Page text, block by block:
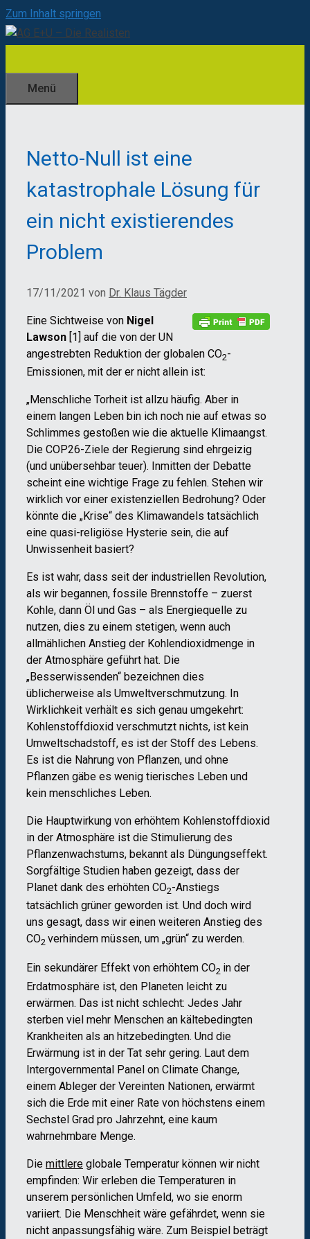
Zum Inhalt springen
Menü
Netto-Null ist eine
katastrophale Lösung für
ein nicht existierendes
Problem
17/11/2021 von Dr. Klaus Tägder
Eine Sichtweise von Nigel
Lawson [1] auf die von der UN
angestrebten Reduktion der globalen CO2-
Emissionen, mit der er nicht allein ist:
„Menschliche Torheit ist allzu häufig. Aber in
einem langen Leben bin ich noch nie auf etwas so
Schlimmes gestoßen wie die aktuelle Klimaangst.
Die COP26-Ziele der Regierung sind ehrgeizig
(und unübersehbar teuer). Inmitten der Debatte
scheint eine wichtige Frage zu fehlen. Stehen wir
wirklich vor einer existenziellen Bedrohung? Oder
könnte die „Krise“ des Klimawandels tatsächlich
eine quasi-religiöse Hysterie sein, die auf
Unwissenheit basiert?
Es ist wahr, dass seit der industriellen Revolution,
als wir begannen, fossile Brennstoffe – zuerst
Kohle, dann Öl und Gas – als Energiequelle zu
nutzen, dies zu einem stetigen, wenn auch
allmählichen Anstieg der Kohlendioxidmenge in
der Atmosphäre geführt hat. Die
„Besserwissenden“ bezeichnen dies
üblicherweise als Umweltverschmutzung. In
Wirklichkeit verhält es sich genau umgekehrt:
Kohlenstoffdioxid verschmutzt nichts, ist kein
Umweltschadstoff, es ist der Stoff des Lebens.
Es ist die Nahrung von Pflanzen, und ohne
Pflanzen gäbe es wenig tierisches Leben und
kein menschliches Leben.
Die Hauptwirkung von erhöhtem Kohlenstoffdioxid
in der Atmosphäre ist die Stimulierung des
Pflanzenwachstums, bekannt als Düngungseffekt.
Sorgfältige Studien haben gezeigt, dass der
Planet dank des erhöhten CO2-Anstiegs
tatsächlich grüner geworden ist. Und doch wird
uns gesagt, dass wir einen weiteren Anstieg des
CO2 verhindern müssen, um „grün“ zu werden.
Ein sekundärer Effekt von erhöhtem CO2 in der
Erdatmosphäre ist, den Planeten leicht zu
erwärmen. Das ist nicht schlecht: Jedes Jahr
sterben viel mehr Menschen an kältebedingten
Krankheiten als an hitzebedingten. Und die
Erwärmung ist in der Tat sehr gering. Laut dem
Intergovernmental Panel on Climate Change,
einem Ableger der Vereinten Nationen, erwärmt
sich die Erde mit einer Rate von höchstens einem
Sechstel Grad pro Jahrzehnt, eine kaum
wahrnehmbare Menge.
Die mittlere globale Temperatur können wir nicht
empfinden: Wir erleben die Temperaturen in
unserem persönlichen Umfeld, wo sie enorm
variiert. Die Menschheit wäre gefährdet, wenn sie
nicht anpassungsfähig wäre. Zum Beispiel beträgt